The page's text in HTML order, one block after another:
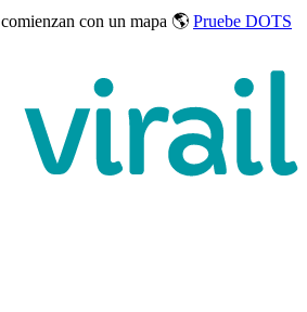
comienzan con un mapa 🌎 Pruebe DOTS